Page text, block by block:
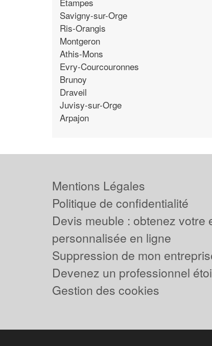
Savigny-sur-Orge
Ris-Orangis
Montgeron
Athis-Mons
Evry-Courcouronnes
Brunoy
Draveil
Juvisy-sur-Orge
Arpajon
Mentions Légales
Politique de confidentialité
Devis meuble : obtenez votre
personnalisée en ligne
Suppression de mon
Devenez un professionnel
Gestion des cookies